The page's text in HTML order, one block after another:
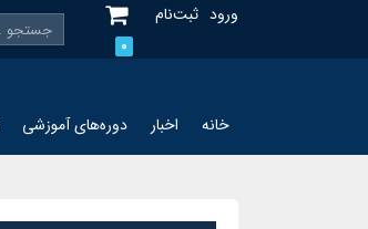
ورود ثبت‌نام
0
خانه اخبار دوره‌های آموزشی